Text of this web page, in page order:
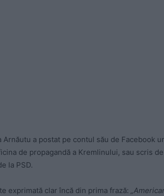
a postat pe contul său de Facebook
de propagandă a Kremlinului, sau scris
la PSD.
exprimată clar încă din prima frază: